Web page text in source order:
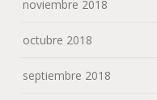
noviembre 2018
octubre 2018
septiembre 2018